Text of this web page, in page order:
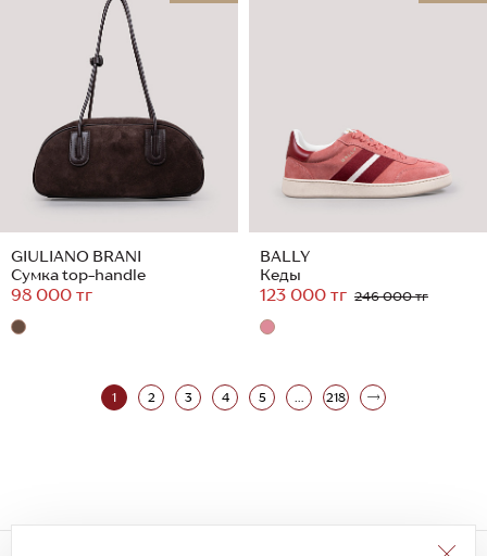
GIULIANO BRANI
Сумка top-handle
98 000 тг
BALLY
Кеды
123 000 тг 246 000 тг
1 2 3 4 5 ... 218